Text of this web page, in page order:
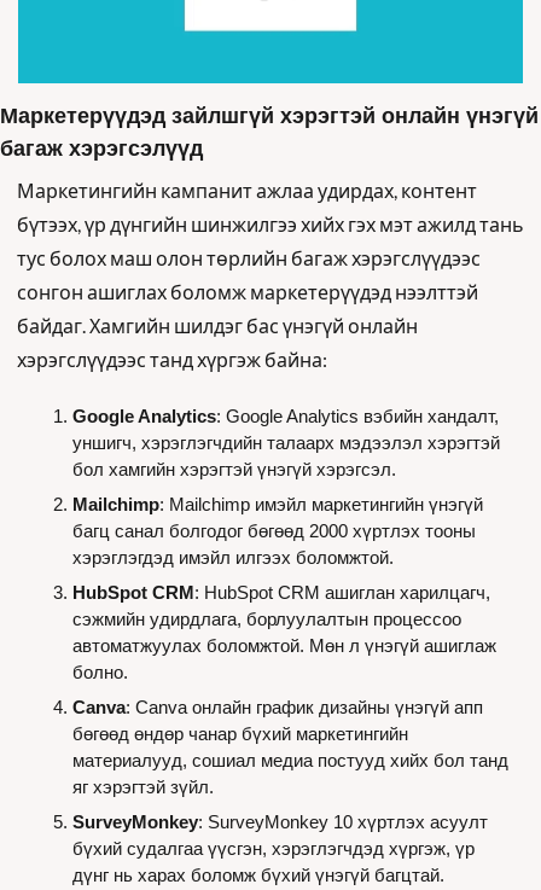
Маркетерүүдэд зайлшгүй хэрэгтэй онлайн үнэгүй
багаж хэрэгсэлүүд
Маркетингийн кампанит ажлаа удирдах, контент
бүтээх, үр дүнгийн шинжилгээ хийх гэх мэт ажилд тань
тус болох маш олон төрлийн багаж хэрэгслүүдээс
сонгон ашиглах боломж маркетерүүдэд нээлттэй
байдаг. Хамгийн шилдэг бас үнэгүй онлайн
хэрэгслүүдээс танд хүргэж байна:
Google Analytics: Google Analytics вэбийн хандалт,
уншигч, хэрэглэгчдийн талаарх мэдээлэл хэрэгтэй
бол хамгийн хэрэгтэй үнэгүй хэрэгсэл.
Mailchimp: Mailchimp имэйл маркетингийн үнэгүй
багц санал болгодог бөгөөд 2000 хүртлэх тооны
хэрэглэгдэд имэйл илгээх боломжтой.
HubSpot CRM: HubSpot CRM ашиглан харилцагч,
сэжмийн удирдлага, борлуулалтын процессоо
автоматжуулах боломжтой. Мөн л үнэгүй ашиглаж
болно.
Canva: Canva онлайн график дизайны үнэгүй апп
бөгөөд өндөр чанар бүхий маркетингийн
материалууд, сошиал медиа постууд хийх бол танд
яг хэрэгтэй зүйл.
SurveyMonkey: SurveyMonkey 10 хүртлэх асуулт
бүхий судалгаа үүсгэн, хэрэглэгчдэд хүргэж, үр
дүнг нь харах боломж бүхий үнэгүй багцтай.